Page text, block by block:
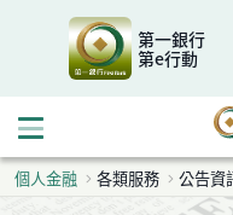
第一銀行
第e行動
開啟行動選單
個人金融 各類服務 公告資